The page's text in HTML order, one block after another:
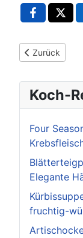
Vorheriger
Zurück
Koch-
Four
Elegante
fruchtig-